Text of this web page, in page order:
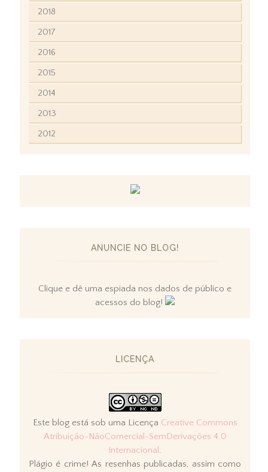
2018
2017
2016
2015
2014
2013
2012
ANUNCIE NO BLOG!
Clique e dê uma espiada nos dados de público e
acessos do blog!
LICENÇA
Este blog está sob uma Licença Creative Commons
Atribuição-NãoComercial-SemDerivações 4.0
Internacional .
Plágio é crime! As resenhas publicadas, assim como